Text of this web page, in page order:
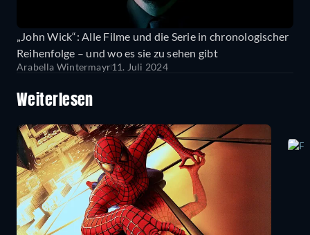
„John Wick“: Alle Filme und die Serie in chronologischer
Reihenfolge – und wo es sie zu sehen gibt
Arabella Wintermayr11. Juli 2024
Weiterlesen